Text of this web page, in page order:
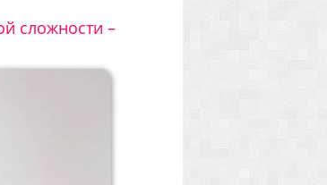
сложности –